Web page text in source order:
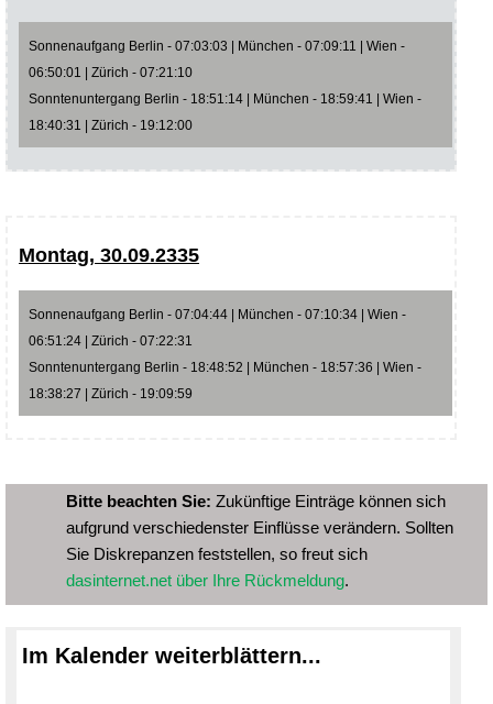
Sonnenaufgang Berlin - 07:03:03 | München - 07:09:11 | Wien -
06:50:01 | Zürich - 07:21:10
Sonntenuntergang Berlin - 18:51:14 | München - 18:59:41 | Wien -
18:40:31 | Zürich - 19:12:00
Montag, 30.09.2335
Sonnenaufgang Berlin - 07:04:44 | München - 07:10:34 | Wien -
06:51:24 | Zürich - 07:22:31
Sonntenuntergang Berlin - 18:48:52 | München - 18:57:36 | Wien -
18:38:27 | Zürich - 19:09:59
Bitte beachten Sie: Zukünftige Einträge können sich
aufgrund verschiedenster Einflüsse verändern. Sollten
Sie Diskrepanzen feststellen, so freut sich
dasinternet.net über Ihre Rückmeldung.
Im Kalender weiterblättern...